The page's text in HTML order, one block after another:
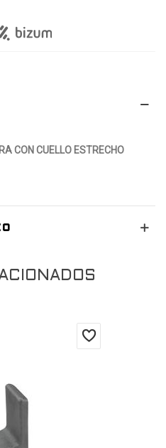
CON CUELLO ESTRECHO